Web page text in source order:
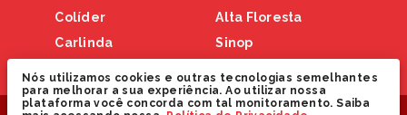
Colíder
Carlinda
Alta Floresta
Sinop
Nós utilizamos cookies e outras tecnologias semelhantes
para melhorar a sua experiência. Ao utilizar nossa
plataforma você concorda com tal monitoramento. Saiba